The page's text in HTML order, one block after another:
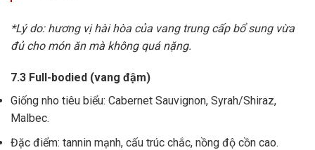
*Lý do: hương vị hài hòa của vang trung cấp bổ sung vừa
đủ cho món ăn mà không quá nặng.
7.3 Full-bodied (vang đậm)
Giống nho tiêu biểu: Cabernet Sauvignon, Syrah/Shiraz,
Malbec.
Đặc điểm: tannin mạnh, cấu trúc chắc, nồng độ cồn cao.